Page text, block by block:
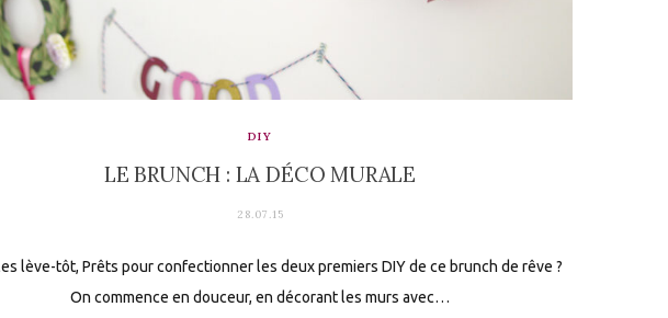
DIY
LE BRUNCH : LA DÉCO MURALE
28.07.15
lève-tôt, Prêts pour confectionner les deux premiers DIY de ce brunch de rêve ?
On commence en douceur, en décorant les murs avec…